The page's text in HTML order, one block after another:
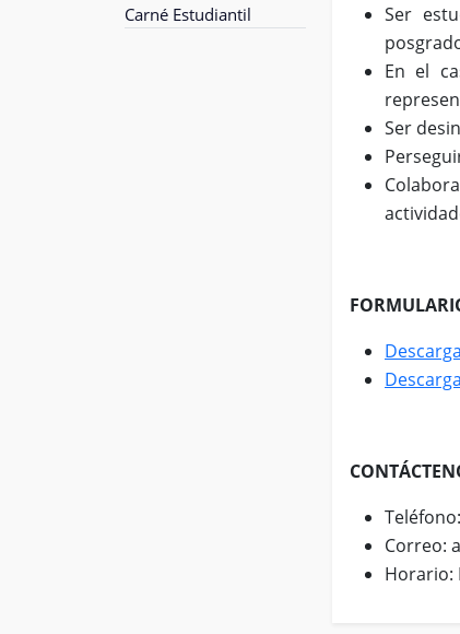
Carné Estudiantil
Ser
En el
Ser
Correo:
Horario: